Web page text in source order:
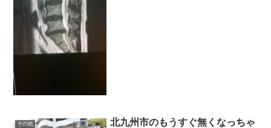
その他
北九州市のもうすぐ無くなっちゃ